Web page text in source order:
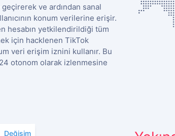
ve ardından sanal
konum verilerine erişir.
hesabın yetkilendirildiği tüm
için hacklenen TikTok
veri erişim iznini kullanır. Bu
otonom olarak izlenmesine
Değişim